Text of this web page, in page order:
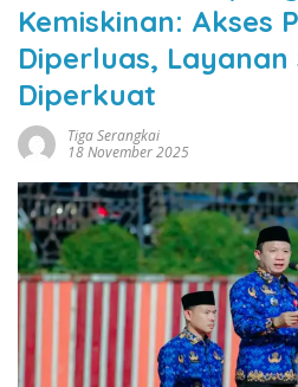
Kemiskinan: Akses
Diperluas, Layanan
Diperkuat
Tiga Serangkai
18 November 2025